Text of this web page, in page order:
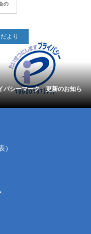
の
より
バシーマーク 更新のお知ら
）